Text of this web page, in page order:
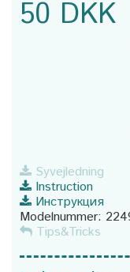
50 DKK
Syvejledning
Instruction
Инструкция
Modelnummer:
Tips&Tricks